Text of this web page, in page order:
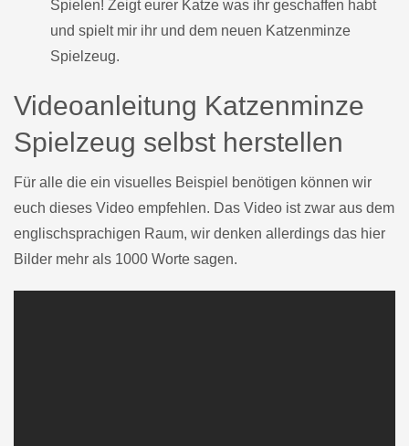
Spielen! Zeigt eurer Katze was ihr geschaffen habt
und spielt mir ihr und dem neuen Katzenminze
Spielzeug.
Videoanleitung Katzenminze
Spielzeug selbst herstellen
Für alle die ein visuelles Beispiel benötigen können wir
euch dieses Video empfehlen. Das Video ist zwar aus dem
englischsprachigen Raum, wir denken allerdings das hier
Bilder mehr als 1000 Worte sagen.